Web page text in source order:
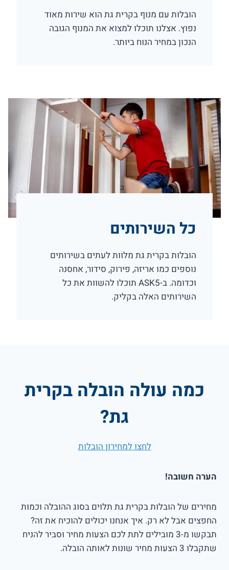
הובלות עם מנוף בקרית גת הוא שירות מאוד
נפוץ. אצלנו תוכלו למצוא את המנוף הגובה
הנכון במחיר הנוח ביותר.
כל השירותים
הובלות בקרית גת מלוות לעתים בשירותים
נוספים כמו אריזה, פירוק, סידור, אחסנה
וכדומה. ב-ASK5 תוכלו להשוות את כל
השירותים האלה בקליק.
כמה עולה הובלה בקרית
גת?
לחצו למחירון הובלות
הערה חשובה!
מחירים של הובלות בקרית גת תלוים בסוג ההובלה וכמות
החפצים אבל לא רק. איך אנחנו יכולים להוכיח את זה?
תבקשו מ-3 מובילים לתת לכם הצעות מחיר וסביר להניח
שתקבלו 3 הצעות מחיר שונות לאותה הובלה.